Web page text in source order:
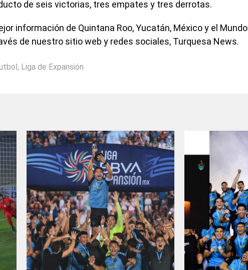
de seis victorias, tres empates y tres derrotas.
información de Quintana Roo, Yucatán, México y el Mundo
de nuestro sitio web y redes sociales, Turquesa News.
, Liga de Expansión